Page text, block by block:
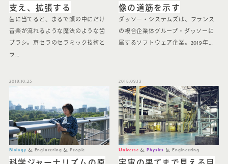
支え、拡張する
歯に当てると、まるで頭の中にだけ
音楽が流れるような魔法のような歯
ブラシ。京セラのセラミック技術と
ラ…
像の道筋を示す
ダッソー・システムズは、フランス
の複合企業体グループ・ダッソーに
属するソフトウェア企業。2019年…
Biology Engineering People
2019.10.23
Universe Physics Engineering
2018.09.13